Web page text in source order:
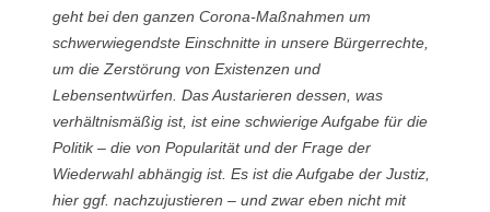
geht bei den ganzen Corona-Maßnahmen um
schwerwiegendste Einschnitte in unsere Bürgerrechte,
um die Zerstörung von Existenzen und
Lebensentwürfen. Das Austarieren dessen, was
verhältnismäßig ist, ist eine schwierige Aufgabe für die
Politik – die von Popularität und der Frage der
Wiederwahl abhängig ist. Es ist die Aufgabe der Justiz,
hier ggf. nachzujustieren – und zwar eben nicht mit